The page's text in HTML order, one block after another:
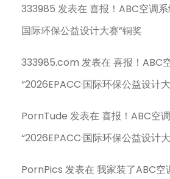
333985 发表在喜报！ABC空调系
国际环保公益设计大赛”铜奖
333985.com 发表在喜报！ABC
“2026EPACC·国际环保公益设计
PornTude 发表在喜报！ABC空
“2026EPACC·国际环保公益设计
PornPics 发表在我家装了ABC空